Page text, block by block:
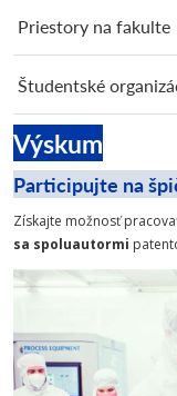
Priestory na fakulte
Študentské
Výskum
Participujte na
Získajte možnosť
sa spoluautormi